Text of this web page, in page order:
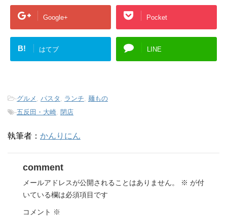
Google+ Pocket
B! はてブ LINE
-グルメ , パスタ , ランチ, 麺もの
-五反田・大崎, 閉店
執筆者： かんりにん
comment
メールアドレスが公開されることはありません。 ※ が付
いている欄は必須項目です
コメント ※